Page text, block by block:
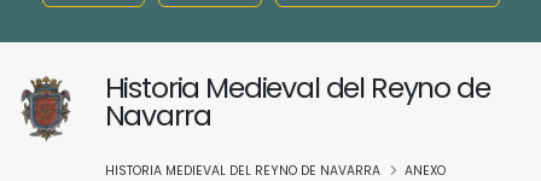
Historia Medieval del Reyno de
Navarra
HISTORIA MEDIEVAL DEL REYNO DE NAVARRA ANEXO